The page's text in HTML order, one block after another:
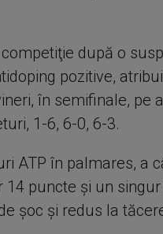
după o
pozitive,
în semifinale, pe
1-6, 6-0, 6-3.
ATP în palmares, a
puncte şi un
şoc şi redus la